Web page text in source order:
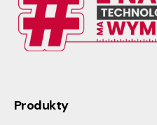
Produkty